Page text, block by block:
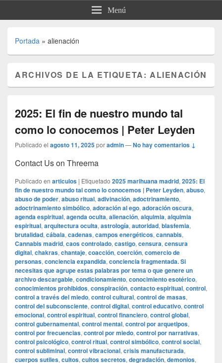
Menú
Portada » alienación
ARCHIVOS DE LA ETIQUETA:ALIENACIÓN
2025: El fin de nuestro mundo tal
como lo conocemos | Peter Leyden
Publicado el agosto 11, 2025poradmin—No hay comentarios ↓
Contact Us on Threema
Publicado en articulos | Etiquetado 2025 marihuana madrid, 2025: El
fin de nuestro mundo tal como lo conocemos | Peter Leyden, abuso,
abuso de poder, abuso ritual, adivinación, adoctrinamiento,
adoctrinamiento simbólico, adoración al ego, adoración oscura,
agenda espiritual, agenda oculta, alienación, alquimia, alquimia
espiritual, arquitectura oculta, astrología, autoridad, blasfemia,
brutalidad, cábala, cadenas, campos energéticos, cannabis,
Cannabis madrid, caos controlado, castigo, censura, censura
digital, chakras, chantaje, coacción, coerción, comercio de
personas, conciencia expandida, conciencia fragmentada. Si
necesitas que agrupe estas palabras por tema o que genere un
archivo descargable, condicionamiento, conocimiento esotérico,
conocimientos prohibidos, conspiración, contacto espiritual, control,
control a través del miedo, control cultural, control de masas,
control del subconsciente, control digital, control educativo, control
emocional, control espiritual, control financiero, control global,
control gubernamental, control mental, control por arquetipos,
control por frecuencias, control por miedo, control por narrativas,
control psicológico, control ritual, control simbólico, control social,
control subliminal, control vibracional, crisis manufacturada,
cuerpos sutiles, cultos, cultos secretos, degradación, demonios,